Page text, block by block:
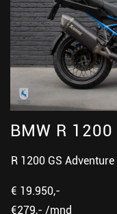
BMW R
R 1200 GS Adventure
€ 19.950,-
€279,- /mnd